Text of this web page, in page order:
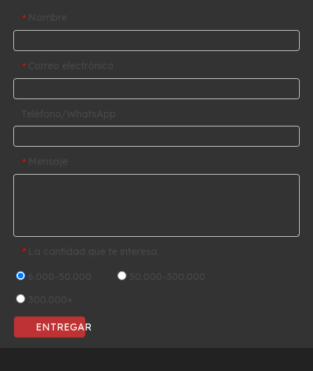
*
*
*
*
ENTREGAR